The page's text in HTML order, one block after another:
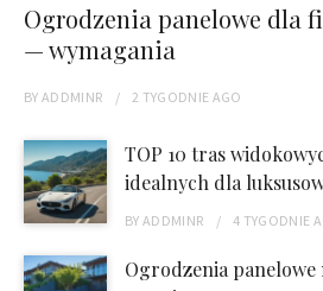
Ogrodzenia panelowe dla
— wymagania
BYADDMINR 2 TYGODNIE AGO
TOP 10 tras
idealnych dla
BYADDMINR 4 TYGODNIE
Ogrodzenia